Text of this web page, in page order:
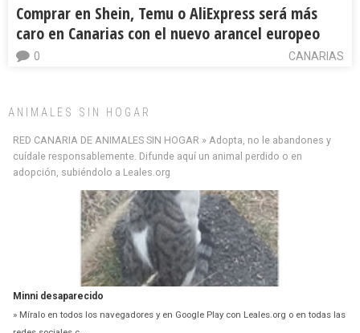
Comprar en Shein, Temu o AliExpress será más
caro en Canarias con el nuevo arancel europeo
CANARIAS
0
ANIMALES SIN HOGAR
RED CANARIA DE ANIMALES SIN HOGAR » Adopta, no le abandones y
cuídale responsablemente. Difunde aquí un animal perdido o en
adopción, subiéndolo a Leales.org
» Míralo en todos los navegadores y en Google Play con Leales.org o en todas las
redes sociales c...
Siami Perdida